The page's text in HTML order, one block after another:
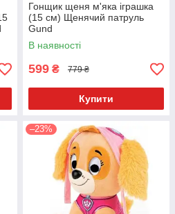
Гонщик щеня м'яка іграшка
(15 см) Щенячий патруль
Gund
В наявності
599 ₴ 779 ₴
Купити
–23%